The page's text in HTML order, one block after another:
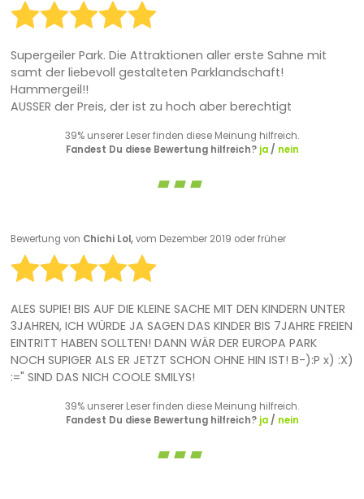
Supergeiler Park. Die Attraktionen aller erste Sahne mit
samt der liebevoll gestalteten Parklandschaft!
Hammergeil!!
AUSSER der Preis, der ist zu hoch aber berechtigt
39% unserer Leser finden diese Meinung hilfreich.
Fandest Du diese Bewertung hilfreich? ja/ nein
Bewertung von Chichi Lol,vom Dezember 2019 oder früher
ALES SUPIE! BIS AUF DIE KLEINE SACHE MIT DEN KINDERN UNTER
3JAHREN, ICH WÜRDE JA SAGEN DAS KINDER BIS 7JAHRE FREIEN
EINTRITT HABEN SOLLTEN! DANN WÄR DER EUROPA PARK
NOCH SUPIGER ALS ER JETZT SCHON OHNE HIN IST! B-):P x) :X)
:=" SIND DAS NICH COOLE SMILYS!
39% unserer Leser finden diese Meinung hilfreich.
Fandest Du diese Bewertung hilfreich? ja/ nein